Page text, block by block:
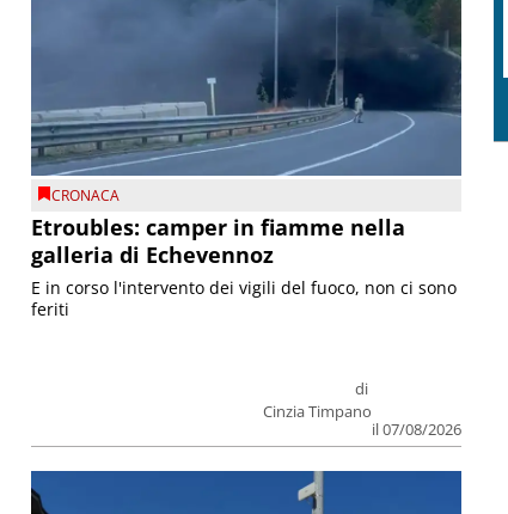
CRONACA
Etroubles: camper in fiamme nella
galleria di Echevennoz
di
Cinzia Timpano
il 07/08/2026
E in corso l'intervento dei vigili del fuoco, non ci sono
feriti